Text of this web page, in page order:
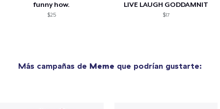
funny how.
$25
LIVE LAUGH GODDAMNIT
$17
Más campañas de Meme que podrían gustarte: